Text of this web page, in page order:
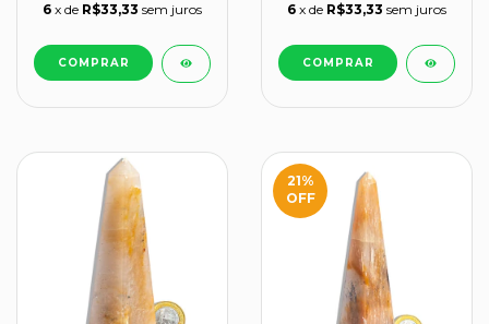
6 x de R$33,33 sem juros 6 x de R$33,33 sem juros
21%
OFF